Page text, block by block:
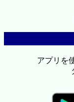
アプリを